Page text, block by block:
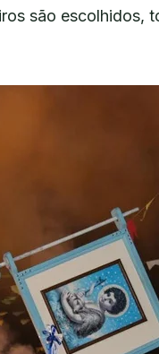
são escolhidos,